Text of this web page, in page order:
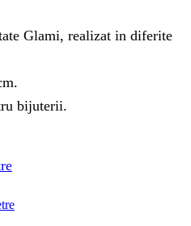
Glami, realizat in diferite
bijuterii.